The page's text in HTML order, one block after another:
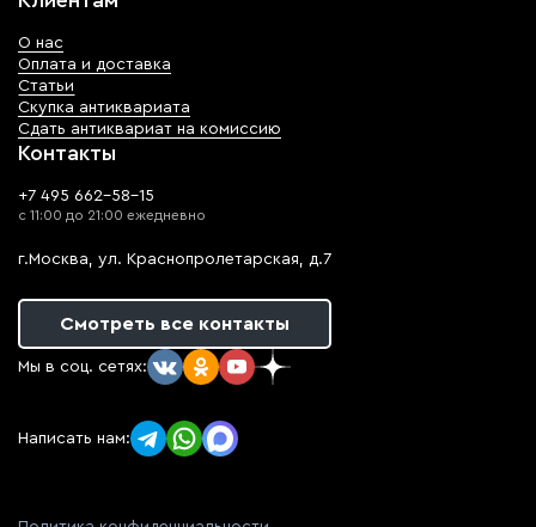
О нас
Оплата и доставка
Статьи
Скупка антиквариата
Сдать антиквариат на комиссию
Контакты
+7 495 662-58-15
с 11:00 до 21:00 ежедневно
г.Москва, ул. Краснопролетарская, д.7
Смотреть все контакты
Мы в соц. сетях:
Написать нам: